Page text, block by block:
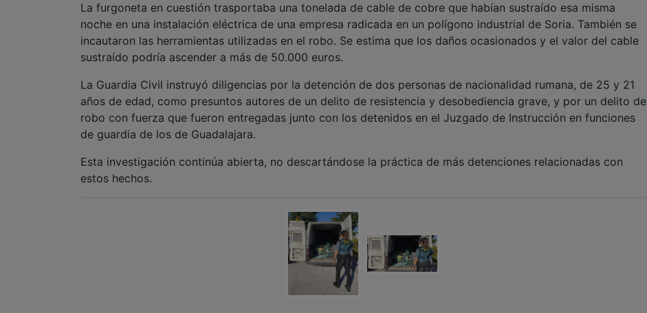
La furgoneta en cuestión trasportaba una tonelada de cable de cobre que habían sustraído esa misma
noche en una instalación eléctrica de una empresa radicada en un polígono industrial de Soria. También se
incautaron las herramientas utilizadas en el robo. Se estima que los daños ocasionados y el valor del cable
sustraído podría ascender a más de 50.000 euros.
La Guardia Civil instruyó diligencias por la detención de dos personas de nacionalidad rumana, de 25 y 21
años de edad, como presuntos autores de un delito de resistencia y desobediencia grave, y por un delito de
robo con fuerza que fueron entregadas junto con los detenidos en el Juzgado de Instrucción en funciones
de guardia de los de Guadalajara.
Esta investigación continúa abierta, no descartándose la práctica de más detenciones relacionadas con
estos hechos.